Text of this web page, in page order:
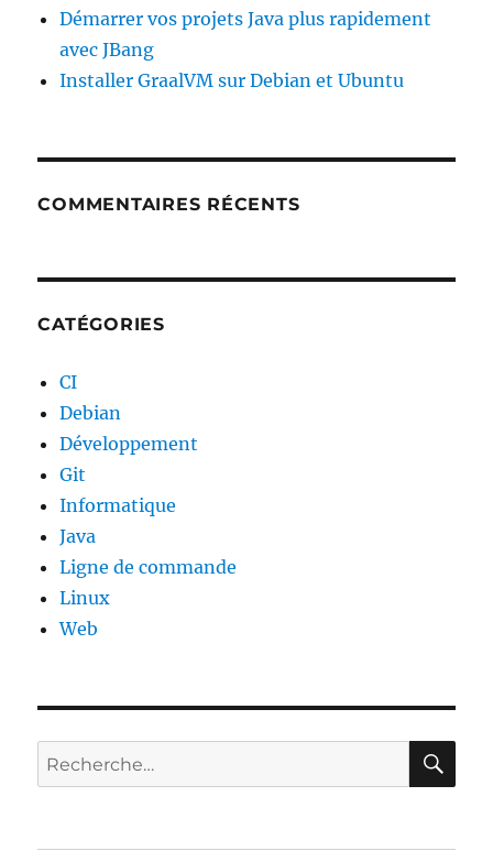
Démarrer vos projets Java plus rapidement
avec JBang
Installer GraalVM sur Debian et Ubuntu
COMMENTAIRES RÉCENTS
CATÉGORIES
CI
Debian
Développement
Git
Informatique
Java
Ligne de commande
Linux
Web
Recherche
pour :